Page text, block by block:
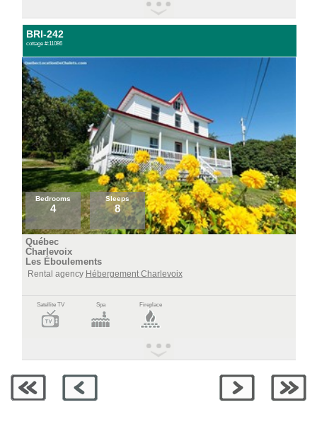
BRI-242
cottage #:11086
Bedrooms
4
Sleeps
8
Québec
Charlevoix
Les Éboulements
Rental agency Hébergement Charlevoix
Satellite TV Spa Fireplace